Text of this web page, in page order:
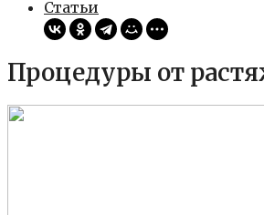
Статьи
Процедуры от